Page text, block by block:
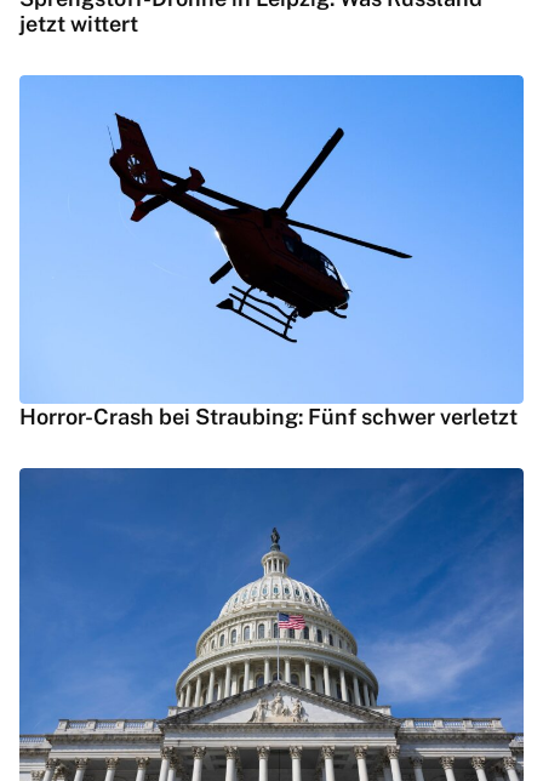
jetzt wittert
Horror-Crash bei Straubing: Fünf schwer verletzt